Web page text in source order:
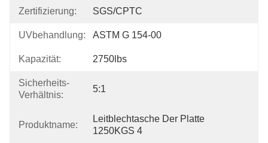
Zertifizierung: SGS/CPTC
UVbehandlung: ASTM G 154-00
Kapazität: 2750lbs
Sicherheits-
Verhältnis:
5:1
Produktname:
Leitblechtasche Der Platte
1250KGS 4